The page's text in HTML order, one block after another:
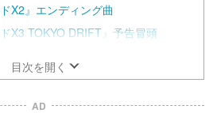
X2』エンディング曲
X3 TOKYO DRIFT』予告冒頭
目次を開く
AD